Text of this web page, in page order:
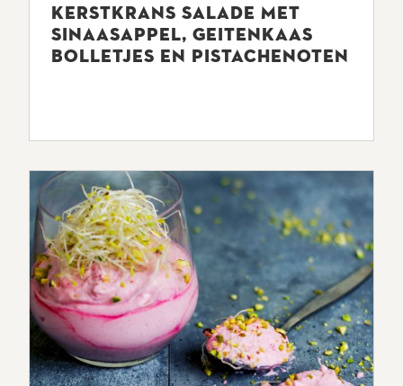
KERSTKRANS SALADE MET
SINAASAPPEL, GEITENKAAS
BOLLETJES EN PISTACHENOTEN